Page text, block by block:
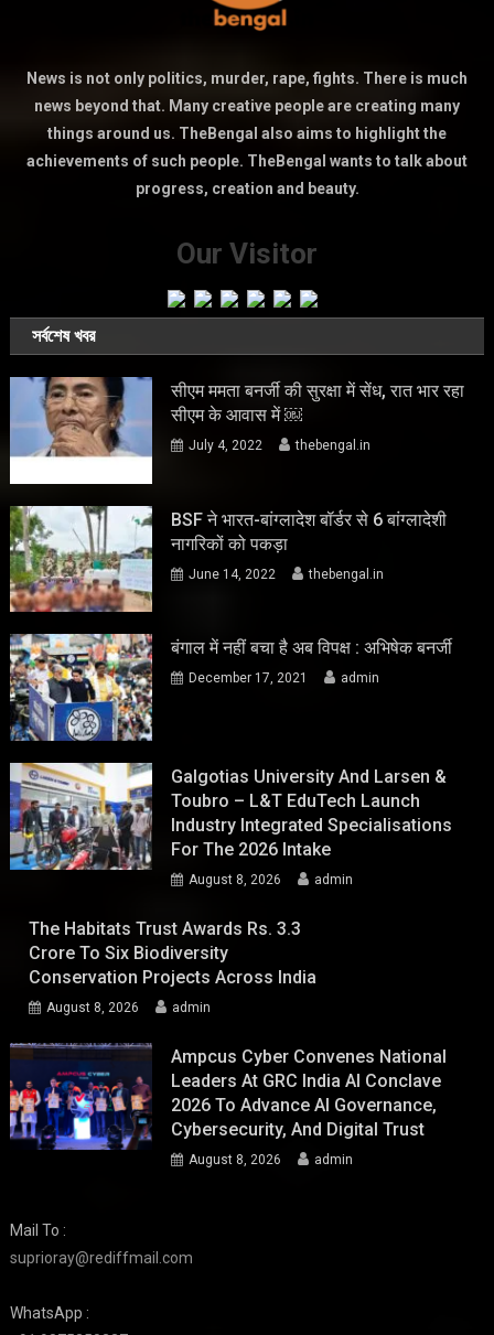
News is not only politics, murder, rape, fights. There is much
news beyond that. Many creative people are creating many
things around us. TheBengal also aims to highlight the
achievements of such people. TheBengal wants to talk about
progress, creation and beauty.
Our Visitor
সর্বশেষ খবর
सीएम ममता बनर्जी की सुरक्षा में सेंध, रात भार रहा
सीएम के आवास में ￼
July 4, 2022 thebengal.in
BSF ने भारत-बांग्लादेश बॉर्डर से 6 बांग्लादेशी
नागरिकों को पकड़ा
June 14, 2022 thebengal.in
बंगाल में नहीं बचा है अब विपक्ष : अभिषेक बनर्जी
December 17, 2021 admin
Galgotias University And Larsen &
Toubro – L&T EduTech Launch
Industry Integrated Specialisations
For The 2026 Intake
August 8, 2026 admin
The Habitats Trust Awards Rs. 3.3
Crore To Six Biodiversity
Conservation Projects Across India
August 8, 2026 admin
Ampcus Cyber Convenes National
Leaders At GRC India AI Conclave
2026 To Advance AI Governance,
Cybersecurity, And Digital Trust
August 8, 2026 admin
Mail To :
suprioray@rediffmail.com
WhatsApp :